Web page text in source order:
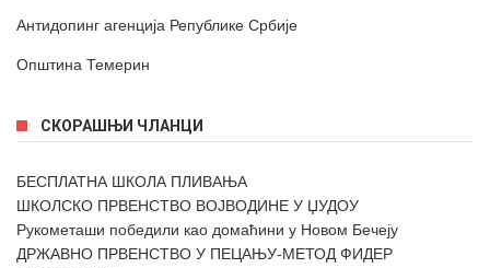
Антидопинг агенција Републике Србије
Општина Темерин
СКОРАШЊИ ЧЛАНЦИ
БЕСПЛАТНА ШКОЛА ПЛИВАЊА
ШКОЛСКО ПРВЕНСТВО ВОЈВОДИНЕ У ЏУДОУ
Рукометаши победили као домаћини у Новом Бечеју
ДРЖАВНО ПРВЕНСТВО У ПЕЦАЊУ-МЕТОД ФИДЕР